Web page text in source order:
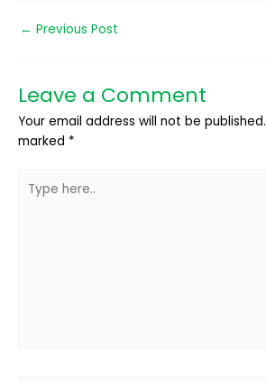
← Previous Post
Leave a Comment
Your email address will not be published.
marked *
here..